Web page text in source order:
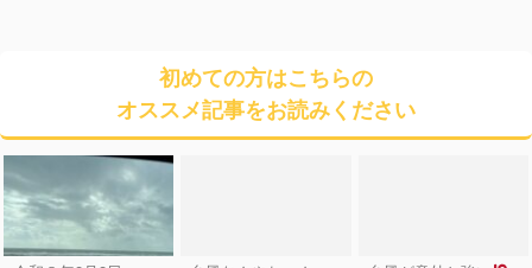
初めての方はこちらの
オススメ記事をお読みください